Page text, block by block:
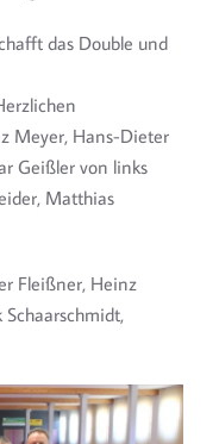
das Double und
Meyer, Hans-Dieter
Geißler von links
Matthias
Fleißner, Heinz